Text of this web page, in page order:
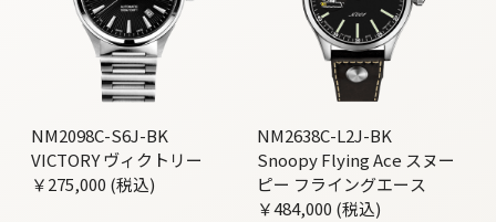
NM2098C-S6J-BK
VICTORY ヴィクトリー
￥275,000 (税込)
NM2638C-L2J-BK
Snoopy Flying Ace スヌー
ピー フライングエース
￥484,000 (税込)